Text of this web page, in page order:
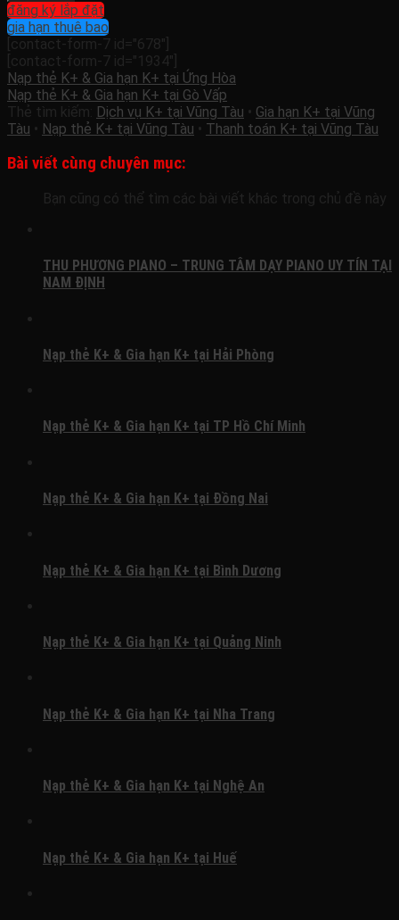
đăng ký lắp đặt
gia hạn thuê bao
[contact-form-7 id="678"]
[contact-form-7 id="1934"]
Nạp thẻ K+ & Gia hạn K+ tại Ứng Hòa
Nạp thẻ K+ & Gia hạn K+ tại Gò Vấp
Thẻ tìm kiếm: Dịch vụ K+ tại Vũng Tàu • Gia hạn K+ tại Vũng
Tàu • Nạp thẻ K+ tại Vũng Tàu • Thanh toán K+ tại Vũng Tàu
Bài viết cùng chuyên mục:
Bạn cũng có thể tìm các bài viết khác trong chủ đề này
THU PHƯƠNG PIANO – TRUNG TÂM DẠY PIANO UY TÍN TẠI
NAM ĐỊNH
Nạp thẻ K+ & Gia hạn K+ tại Hải Phòng
Nạp thẻ K+ & Gia hạn K+ tại TP Hồ Chí Minh
Nạp thẻ K+ & Gia hạn K+ tại Đồng Nai
Nạp thẻ K+ & Gia hạn K+ tại Bình Dương
Nạp thẻ K+ & Gia hạn K+ tại Quảng Ninh
Nạp thẻ K+ & Gia hạn K+ tại Nha Trang
Nạp thẻ K+ & Gia hạn K+ tại Nghệ An
Nạp thẻ K+ & Gia hạn K+ tại Huế